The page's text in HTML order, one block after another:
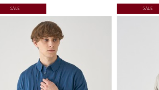
SALE SALE